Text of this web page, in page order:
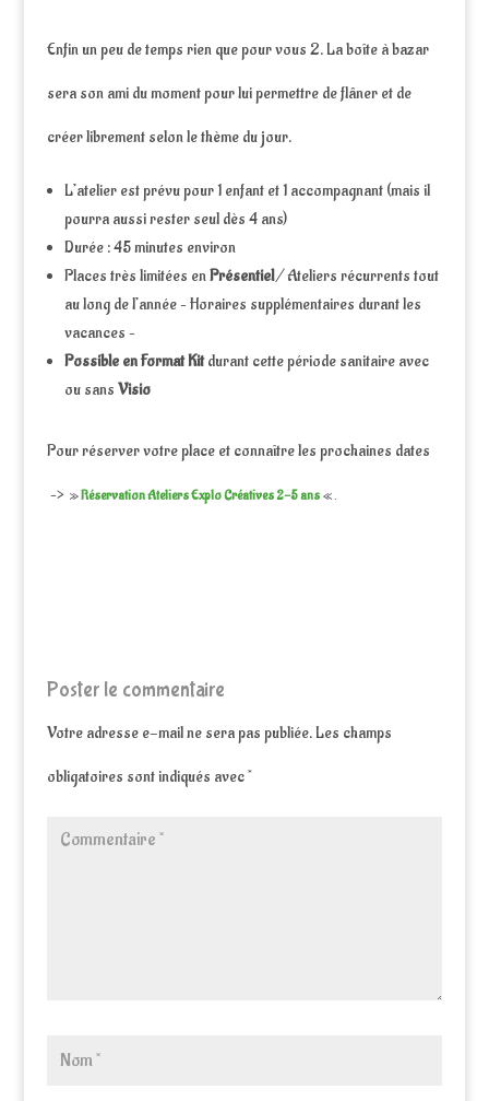
Enfin un peu de temps rien que pour vous 2. La boîte à bazar
sera son ami du moment pour lui permettre de flâner et de
créer librement selon le thème du jour.
L’atelier est prévu pour 1 enfant et 1 accompagnant (mais il
pourra aussi rester seul dès 4 ans)
Durée : 45 minutes environ
Places très limitées enPrésentiel/ Ateliers récurrents tout
au long de l’année – Horaires supplémentaires durant les
vacances –
Possible en Format Kitdurant cette période sanitaire avec
ou sans Visio
Pour réserver votre place et connaître les prochaines dates
–> »Réservation Ateliers Explo Créatives 2-5 ans « .
Poster le commentaire
Votre adresse e-mail ne sera pas publiée.Les champs
obligatoires sont indiqués avec*